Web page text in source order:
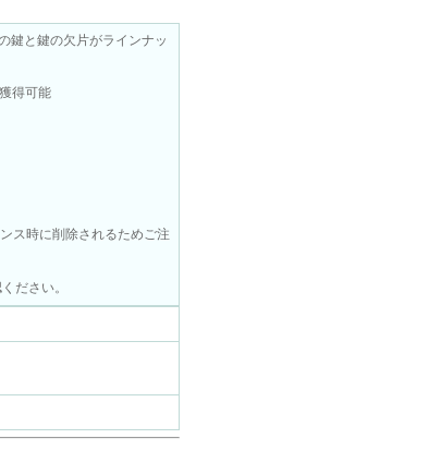
鍵と鍵の欠片がラインナッ
得可能
ス時に削除されるためご注
ださい。